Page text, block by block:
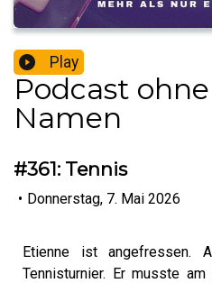
Play
Podcast
Namen
#361: Tennis
• Donnerstag, 7. Mai 2026
Etienne ist angefressen.
Tennisturnier. Er musste